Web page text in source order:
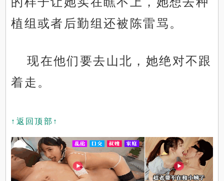
植组或者后勤组还被陈雷骂。
现在他们要去山北，她绝对不跟
着走。
↑返回顶部↑